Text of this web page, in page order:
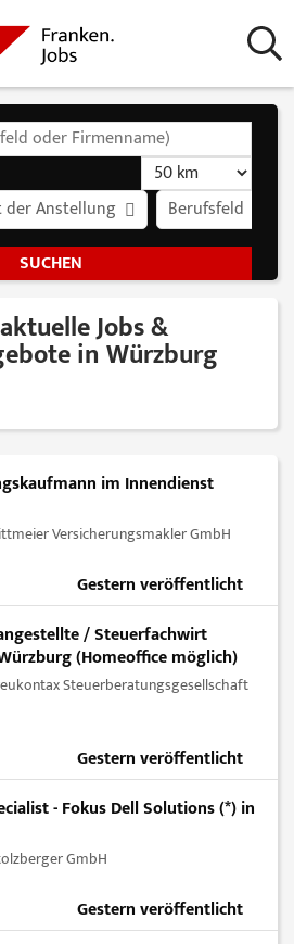
der Anstellung Berufsfeld
Jobs &
in Würzburg
im Innendienst
Versicherungsmakler GmbH
Gestern veröffentlicht
/ Steuerfachwirt
(Homeoffice möglich)
Steuerberatungsgesellschaft
Gestern veröffentlicht
- Fokus Dell Solutions (*) in
GmbH
Gestern veröffentlicht